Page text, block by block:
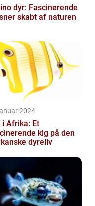
dyr: Fascinerende
skabt af naturen
2024
i Afrika: Et
kig på den
dyreliv